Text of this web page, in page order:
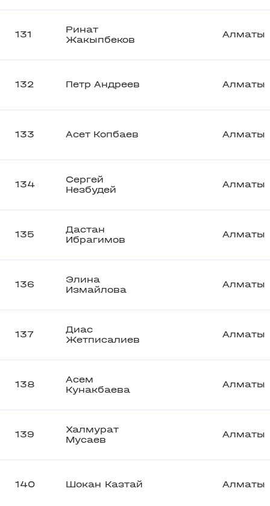
131
Ринат
Жакыпбеков
Алматы
132 Петр Андреев Алматы
133 Асет Копбаев Алматы
134
Сергей
Незбудей
Алматы
135
Дастан
Ибрагимов
Алматы
136
Элина
Измайлова
Алматы
137
Диас
Жетписалиев
Алматы
138
Асем
Кунакбаева
Алматы
139
Халмурат
Мусаев
Алматы
140 Шокан Казтай Алматы